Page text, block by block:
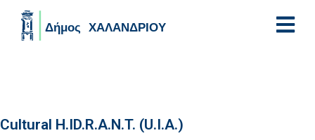
Cultural H.ID.R.A.N.T. (U.I.A.)